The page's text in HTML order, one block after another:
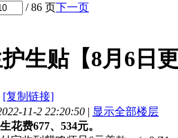
/ 86 页下一页
生贴【8月6日更
[复制链接]
11-2 22:20:50 | 显示全部楼层
花费677、534元。